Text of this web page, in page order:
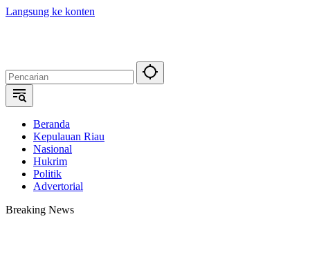
Langsung ke konten
Beranda
Kepulauan Riau
Nasional
Hukrim
Politik
Advertorial
Breaking News